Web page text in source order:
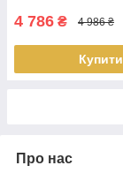
4 786 ₴ 4 986 ₴
Купити
Про нас